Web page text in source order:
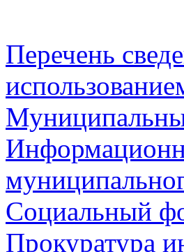
Перечень
Социальный
Прокуратура